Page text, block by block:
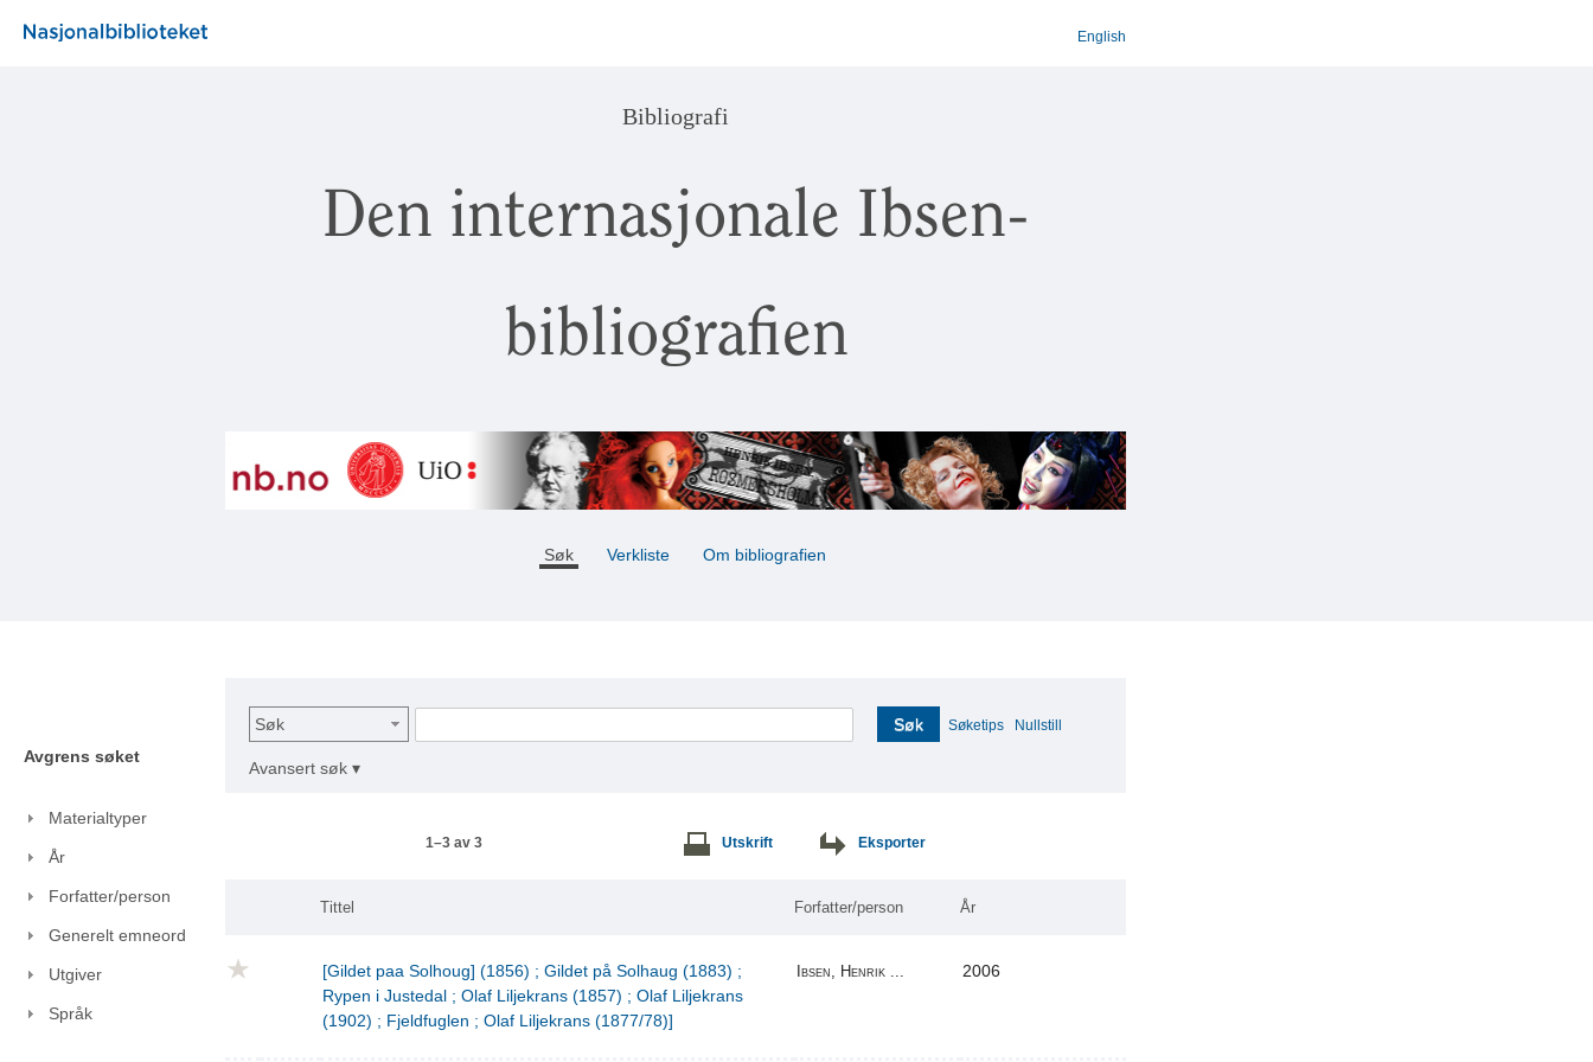
English
Bibliografi
Den internasjonale Ibsen-
bibliografien
Søk Verkliste Om bibliografien
Avgrens søket
Materialtyper
År
Forfatter/person
Generelt emneord
Utgiver
Språk
Søk Søk Søketips Nullstill
Avansert søk ▾
1–3 av 3 Utskrift Eksporter
Tittel Forfatter/person År
[Gildet paa Solhoug] (1856) ; Gildet på Solhaug (1883) ;
Rypen i Justedal ; Olaf Liljekrans (1857) ; Olaf Liljekrans
(1902) ; Fjeldfuglen ; Olaf Liljekrans (1877/78)]
Ibsen, Henrik ... 2006